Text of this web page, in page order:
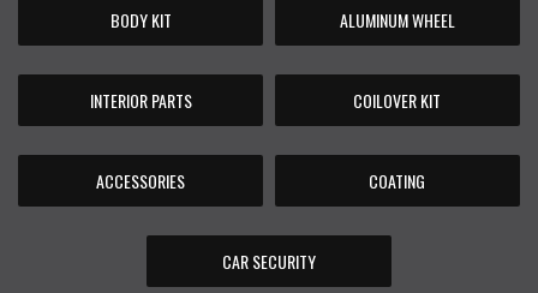
BODY KIT ALUMINUM WHEEL
INTERIOR PARTS COILOVER KIT
ACCESSORIES COATING
CAR SECURITY